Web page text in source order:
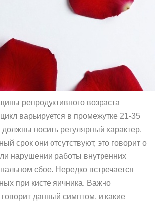
репродуктивного возраста
варьируется в промежутке 21-35
носить регулярный характер.
срок они отсутствуют, это говорит о
нарушении работы внутренних
сбое. Нередко встречается
при кисте яичника. Важно
данный симптом, и какие